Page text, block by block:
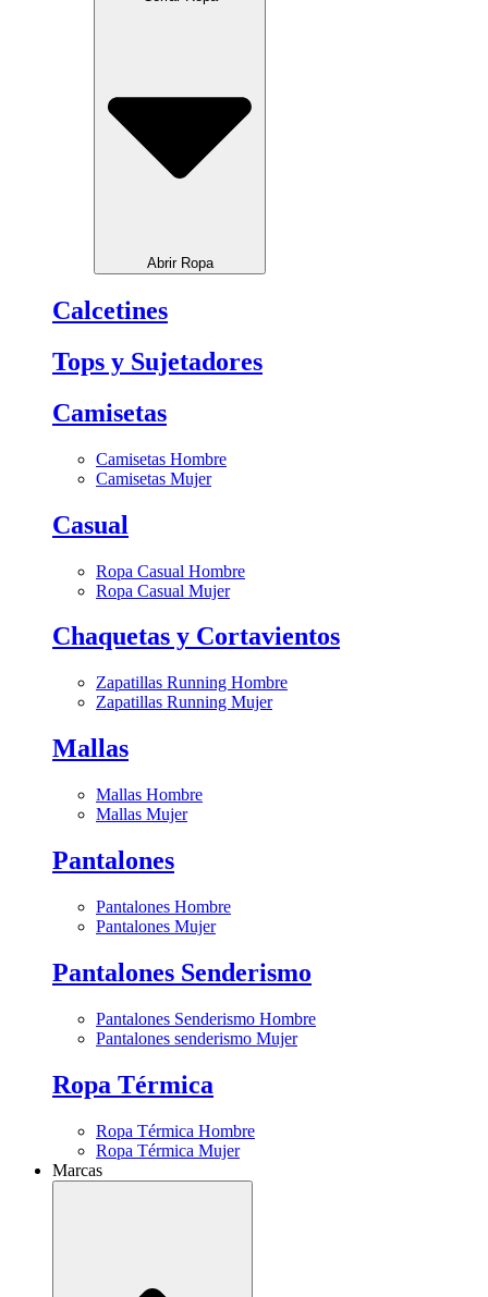
Abrir Ropa
Calcetines
Tops y Sujetadores
Camisetas
Camisetas Hombre
Camisetas Mujer
Casual
Ropa Casual Hombre
Ropa Casual Mujer
Chaquetas y Cortavientos
Zapatillas Running Hombre
Zapatillas Running Mujer
Mallas
Mallas Hombre
Mallas Mujer
Pantalones
Pantalones Hombre
Pantalones Mujer
Pantalones Senderismo
Pantalones Senderismo Hombre
Pantalones senderismo Mujer
Ropa Térmica
Ropa Térmica Hombre
Ropa Térmica Mujer
Marcas